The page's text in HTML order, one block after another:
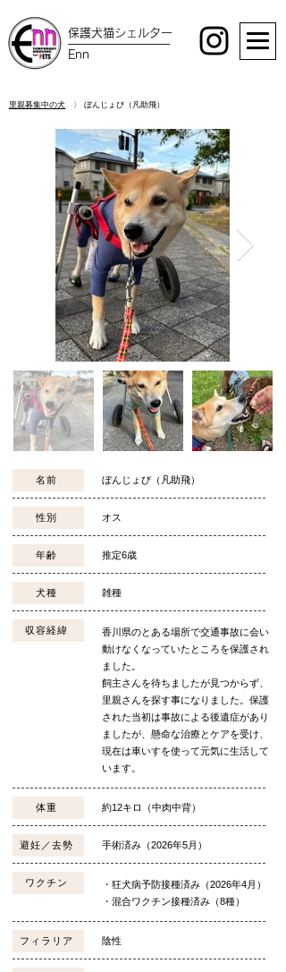
保護犬猫シェルター
Enn
里親募集中の犬 〉 ぼんじょび（凡助飛）
名前 ぼんじょび（凡助飛）
性別 オス
年齢 推定6歳
犬種 雑種
収容経緯
香川県のとある場所で交通事故に会い
動けなくなっていたところを保護され
ました。
飼主さんを待ちましたが見つからず、
里親さんを探す事になりました。保護
された当初は事故による後遺症があり
ましたが、懸命な治療とケアを受け、
現在は車いすを使って元気に生活して
います。
体重 約12キロ（中肉中背）
避妊／去勢 手術済み（2026年5月）
ワクチン
・狂犬病予防接種済み（2026年4月）
・混合ワクチン接種済み（8種）
フィラリア 陰性